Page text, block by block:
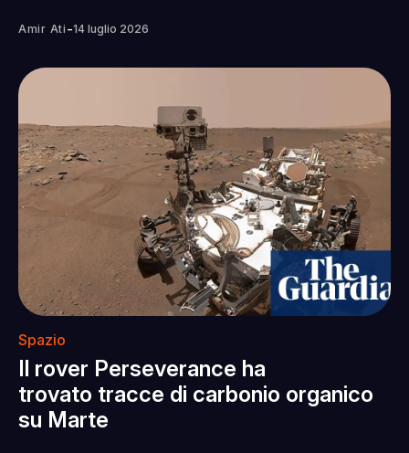
Amir Ati -14 luglio 2026
Spazio
Il rover Perseverance ha
trovato tracce di carbonio organico
su Marte